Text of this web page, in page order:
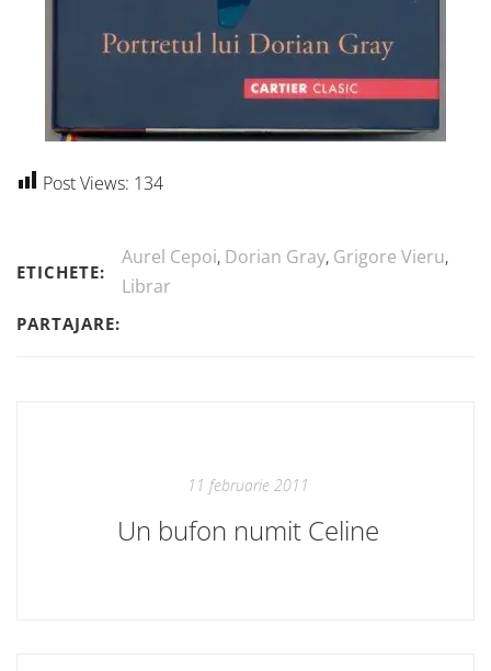
Post Views: 134
ETICHETE:
Aurel Cepoi, Dorian Gray, Grigore Vieru,
Librar
PARTAJARE:
11 februarie 2011
Un bufon numit Celine